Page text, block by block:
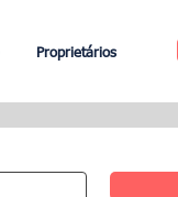
Proprietários